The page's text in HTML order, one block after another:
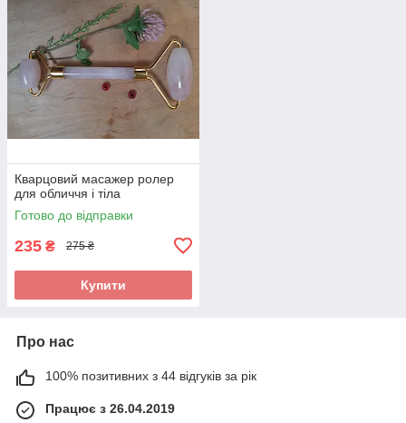
Кварцовий масажер ролер
для обличчя і тіла
Готово до відправки
235 ₴ 275 ₴
Купити
Про нас
100% позитивних з 44 відгуків за рік
Працює з 26.04.2019